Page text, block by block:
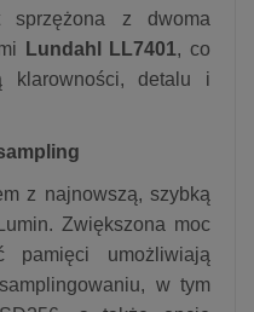
z dwoma
Lundahl LL7401, co
klarowności, detalu i
z najnowszą, szybką
Zwiększona moc
pamięci umożliwiają
w tym